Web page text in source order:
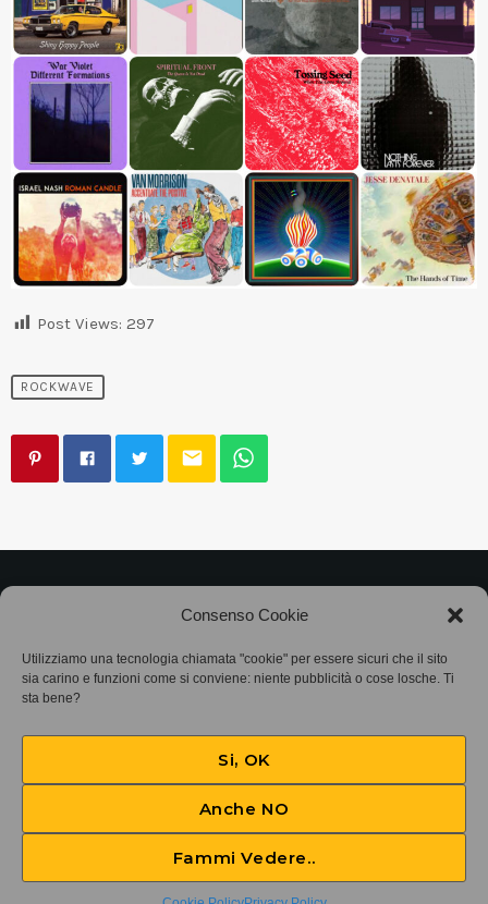
Consenso Cookie
Utilizziamo una tecnologia chiamata "cookie" per essere sicuri che il sito
sia carino e funzioni come si conviene: niente pubblicità o cose losche. Ti
sta bene?
Si, OK
Anche NO
Fammi Vedere..
The Pulse of the Dead
Post Views: 297
ROCKWAVE
email
Associazione Bandito • CF 97882400019 •
Privacy Policy•Cookie Policy (UE) • Protocollo
SIAE 7425